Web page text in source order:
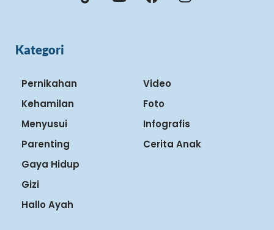
Kategori
Pernikahan
Kehamilan
Menyusui
Parenting
Gaya Hidup
Gizi
Hallo Ayah
Video
Foto
Infografis
Cerita Anak